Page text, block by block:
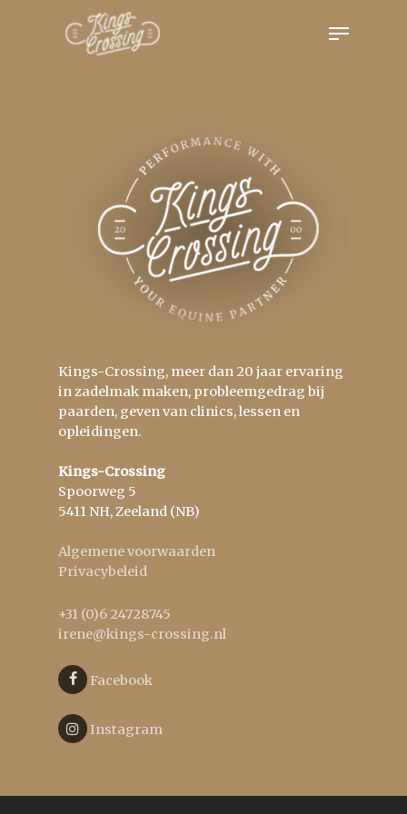
Menu
Kings-Crossing, meer dan 20 jaar ervaring
in zadelmak maken, probleemgedrag bij
paarden, geven van clinics, lessen en
opleidingen.
Kings-Crossing
Spoorweg 5
5411 NH, Zeeland (NB)
Algemene voorwaarden
Privacybeleid
+31 (0)6 24728745
irene@kings-crossing.nl
Facebook
Instagram